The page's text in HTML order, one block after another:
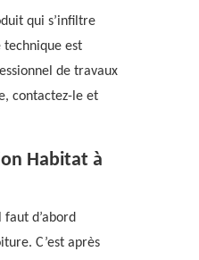
qui s’infiltre
technique est
de travaux
contactez-le et
Habitat à
d’abord
C’est après